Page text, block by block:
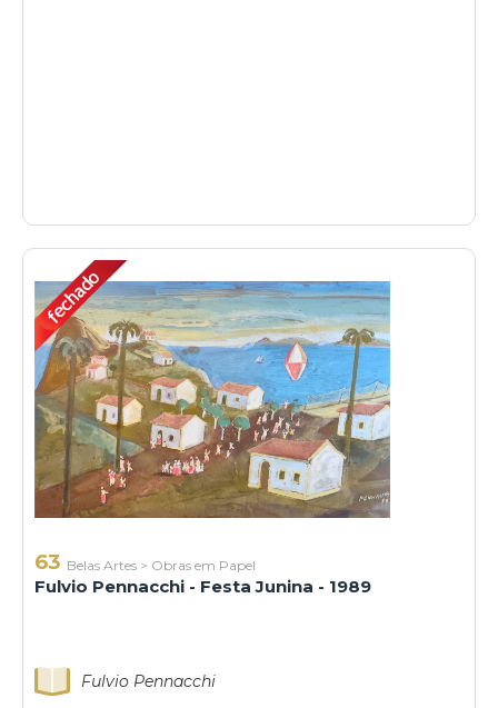
63 Belas Artes > Obras em Papel
Fulvio Pennacchi - Festa Junina - 1989
Fulvio Pennacchi